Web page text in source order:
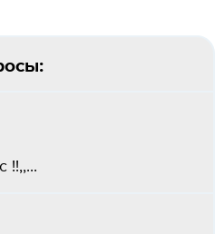
!!,,...